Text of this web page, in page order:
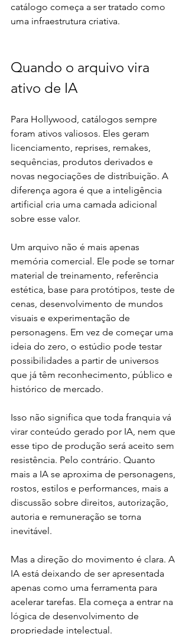
catálogo começa a ser tratado como
uma infraestrutura criativa.
Quando o arquivo vira
ativo de IA
Para Hollywood, catálogos sempre
foram ativos valiosos. Eles geram
licenciamento, reprises, remakes,
sequências, produtos derivados e
novas negociações de distribuição. A
diferença agora é que a inteligência
artificial cria uma camada adicional
sobre esse valor.
Um arquivo não é mais apenas
memória comercial. Ele pode se tornar
material de treinamento, referência
estética, base para protótipos, teste de
cenas, desenvolvimento de mundos
visuais e experimentação de
personagens. Em vez de começar uma
ideia do zero, o estúdio pode testar
possibilidades a partir de universos
que já têm reconhecimento, público e
histórico de mercado.
Isso não significa que toda franquia vá
virar conteúdo gerado por IA, nem que
esse tipo de produção será aceito sem
resistência. Pelo contrário. Quanto
mais a IA se aproxima de personagens,
rostos, estilos e performances, mais a
discussão sobre direitos, autorização,
autoria e remuneração se torna
inevitável.
Mas a direção do movimento é clara. A
IA está deixando de ser apresentada
apenas como uma ferramenta para
acelerar tarefas. Ela começa a entrar na
lógica de desenvolvimento de
propriedade intelectual.